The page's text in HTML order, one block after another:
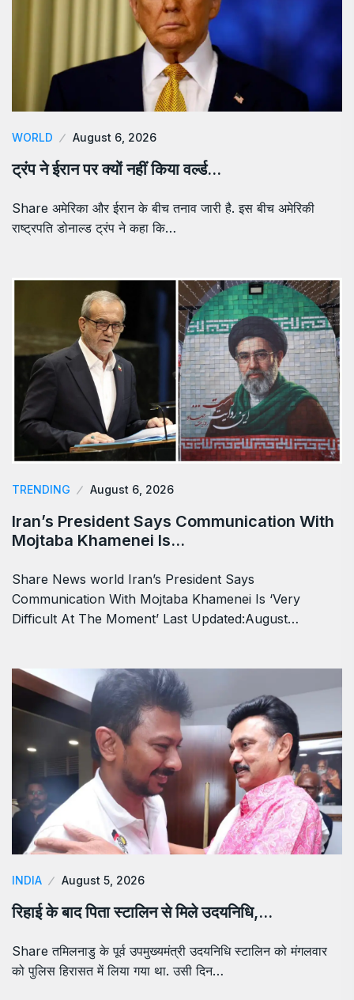
WORLD August 6, 2026
ट्रंप ने ईरान पर क्यों नहीं किया वर्ल्ड…
Share अमेरिका और ईरान के बीच तनाव जारी है. इस बीच अमेरिकी
राष्ट्रपति डोनाल्ड ट्रंप ने कहा कि…
TRENDING August 6, 2026
Iran’s President Says Communication With
Mojtaba Khamenei Is…
Share News world Iran’s President Says
Communication With Mojtaba Khamenei Is ‘Very
Difficult At The Moment’ Last Updated:August…
INDIA August 5, 2026
रिहाई के बाद पिता स्टालिन से मिले उदयनिधि,…
Share तमिलनाडु के पूर्व उपमुख्यमंत्री उदयनिधि स्टालिन को मंगलवार
को पुलिस हिरासत में लिया गया था. उसी दिन…